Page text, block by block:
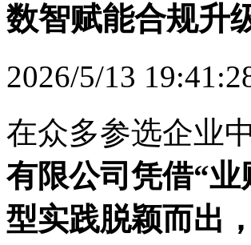
数智赋能合规升
2026/5/13
在众多参选企业中
有限公司凭借“
型实践脱颖而出